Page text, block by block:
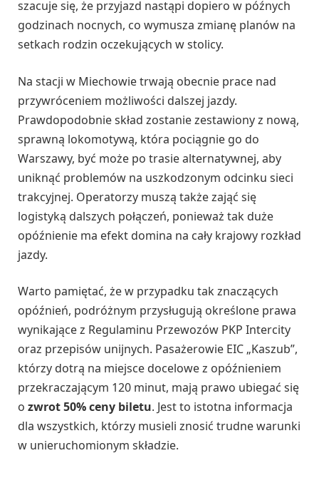
szacuje się, że przyjazd nastąpi dopiero w późnych
godzinach nocnych, co wymusza zmianę planów na
setkach rodzin oczekujących w stolicy.
Na stacji w Miechowie trwają obecnie prace nad
przywróceniem możliwości dalszej jazdy.
Prawdopodobnie skład zostanie zestawiony z nową,
sprawną lokomotywą, która pociągnie go do
Warszawy, być może po trasie alternatywnej, aby
uniknąć problemów na uszkodzonym odcinku sieci
trakcyjnej. Operatorzy muszą także zająć się
logistyką dalszych połączeń, ponieważ tak duże
opóźnienie ma efekt domina na cały krajowy rozkład
jazdy.
Warto pamiętać, że w przypadku tak znaczących
opóźnień, podróżnym przysługują określone prawa
wynikające z Regulaminu Przewozów PKP Intercity
oraz przepisów unijnych. Pasażerowie EIC „Kaszub”,
którzy dotrą na miejsce docelowe z opóźnieniem
przekraczającym 120 minut, mają prawo ubiegać się
o zwrot 50% ceny biletu. Jest to istotna informacja
dla wszystkich, którzy musieli znosić trudne warunki
w unieruchomionym składzie.